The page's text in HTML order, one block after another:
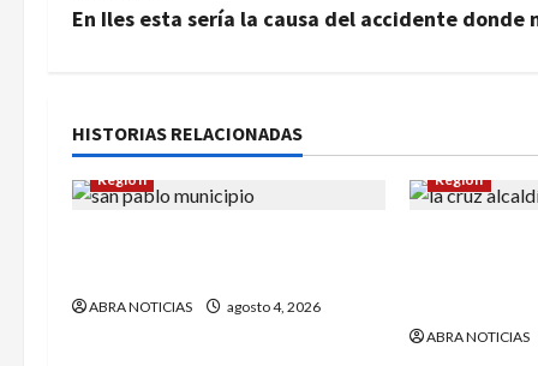
v
g
a
ó
En Iles esta sería la causa del accidente donde
HISTORIAS RELACIONADAS
Región
ABRA NOTICIAS agosto 4, 2026
Región
ABRA NOTICIAS